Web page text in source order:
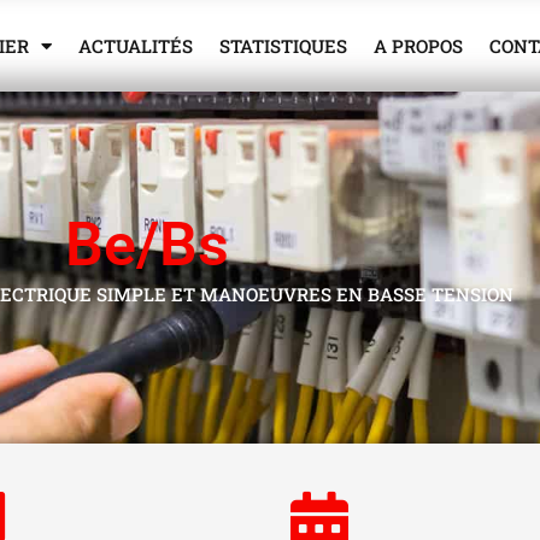
ACTUALITÉS STATISTIQUES A PROPOS
Be/Bs
SIMPLE ET MANOEUVRES EN BASSE TENSION